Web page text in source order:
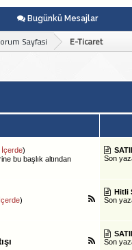
Bugünkü Mesajlar
Sayfasi E-Ticaret
İçerde)
bu başlık altından
Son
)
Hitli
Son
Son